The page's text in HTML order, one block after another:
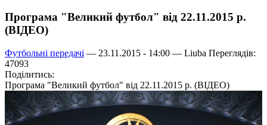
Програма "Великий футбол" від 22.11.2015 р.
(ВІДЕО)
Футбольні передачі — 23.11.2015 - 14:00 — Liuba Переглядів:
47093
Поділитись:
Програма "Великий футбол" від 22.11.2015 р. (ВІДЕО)